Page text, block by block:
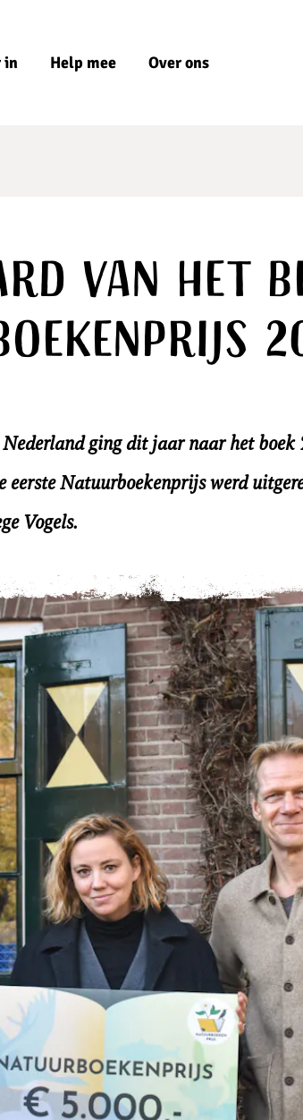
in Help mee Over ons
van het
ging dit jaar naar het boek
eerste Natuurboekenprijs werd
Vogels.